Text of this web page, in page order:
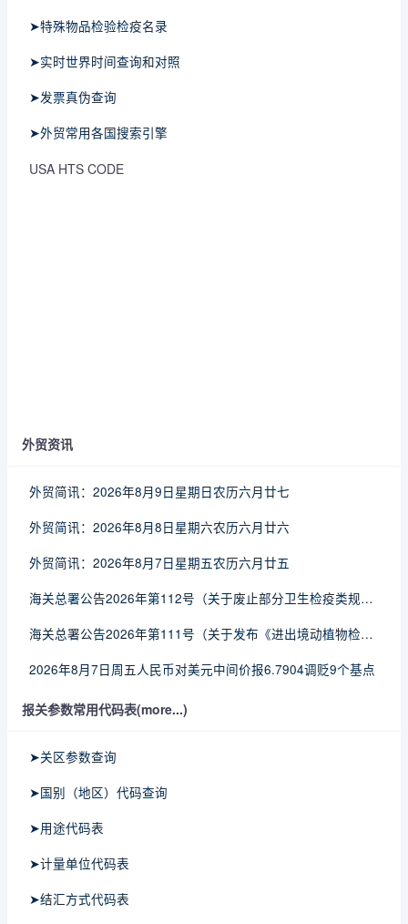
➤特殊物品检验检疫名录
➤实时世界时间查询和对照
➤发票真伪查询
➤外贸常用各国搜索引擎
USA HTS CODE
外贸资讯
外贸简讯：2026年8月9日星期日农历六月廿七
外贸简讯：2026年8月8日星期六农历六月廿六
外贸简讯：2026年8月7日星期五农历六月廿五
海关总署公告2026年第112号（关于废止部分卫生检疫类规范性文件的公告）
海关总署公告2026年第111号（关于发布《进出境动植物检疫处理监督管理工作规定》《进出境卫生处理监督管理工作规定》的公告）
2026年8月7日周五人民币对美元中间价报6.7904调贬9个基点
报关参数常用代码表(more...)
➤关区参数查询
➤国别（地区）代码查询
➤用途代码表
➤计量单位代码表
➤结汇方式代码表